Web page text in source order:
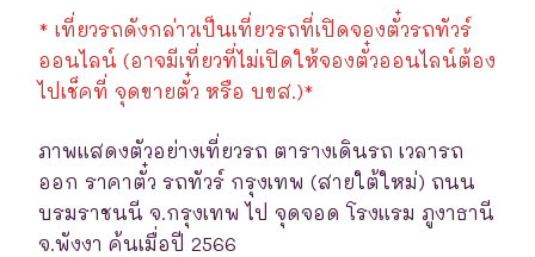
* เที่ยวรถดังกล่าวเป็นเที่ยวรถที่เปิดจองตั๋วรถทัวร์
ออนไลน์ (อาจมีเที่ยวที่ไม่เปิดให้จองตั๋วออนไลน์ต้อง
ไปเช็คที่ จุดขายตั๋ว หรือ บขส.)*
ภาพแสดงตัวอย่างเที่ยวรถ ตารางเดินรถ เวลารถ
ออก ราคาตั๋ว รถทัวร์ กรุงเทพ (สายใต้ใหม่) ถนน
บรมราชนนี จ.กรุงเทพ ไป จุดจอด โรงแรม ภูงาธานี
จ.พังงา ค้นเมื่อปี 2566